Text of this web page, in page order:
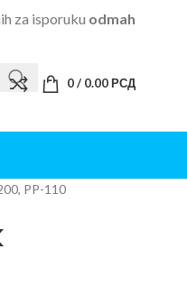
za isporuku odmah
0/ 0.00РСД
PP-110